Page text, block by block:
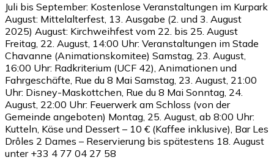
Juli bis September: Kostenlose Veranstaltungen im Kurpark
August: Mittelalterfest, 13. Ausgabe (2. und 3. August
2025) August: Kirchweihfest vom 22. bis 25. August
Freitag, 22. August, 14:00 Uhr: Veranstaltungen im Stade
Chavanne (Animationskomitee) Samstag, 23. August,
16:00 Uhr: Radkriterium (UCF 42), Animationen und
Fahrgeschäfte, Rue du 8 Mai Samstag, 23. August, 21:00
Uhr: Disney-Maskottchen, Rue du 8 Mai Sonntag, 24.
August, 22:00 Uhr: Feuerwerk am Schloss (von der
Gemeinde angeboten) Montag, 25. August, ab 8:00 Uhr:
Kutteln, Käse und Dessert – 10 € (Kaffee inklusive), Bar Les
Drôles 2 Dames – Reservierung bis spätestens 18. August
unter +33 4 77 04 27 58